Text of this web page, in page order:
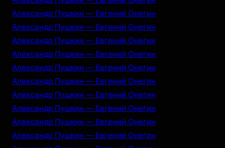
Александр Пушкин — Евгений Онегин
Александр Пушкин — Евгений Онегин
Александр Пушкин — Евгений Онегин
Александр Пушкин — Евгений Онегин
Александр Пушкин — Евгений Онегин
Александр Пушкин — Евгений Онегин
Александр Пушкин — Евгений Онегин
Александр Пушкин — Евгений Онегин
Александр Пушкин — Евгений Онегин
Александр Пушкин — Евгений Онегин